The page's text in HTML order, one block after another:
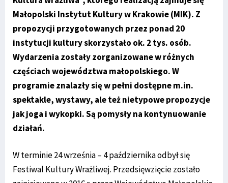
Małopolski Instytut Kultury w Krakowie (MIK). Z
propozycji przygotowanych przez ponad 20
instytucji kultury skorzystało ok. 2 tys. osób.
Wydarzenia zostały zorganizowane w różnych
częściach województwa małopolskiego. W
programie znalazły się w pełni dostępne m.in.
spektakle, wystawy, ale też nietypowe propozycje
jak joga i wykopki. Są pomysły na kontynuowanie
działań.
W terminie 24 września – 4 października odbył się
Festiwal Kultury Wrażliwej. Przedsięwzięcie zostało